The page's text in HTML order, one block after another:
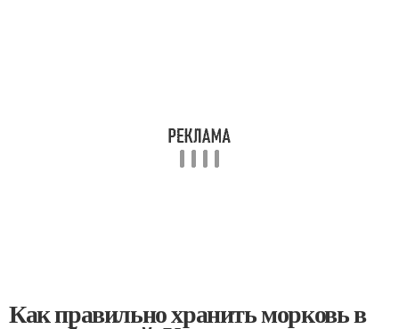
Как правильно хранить морковь в